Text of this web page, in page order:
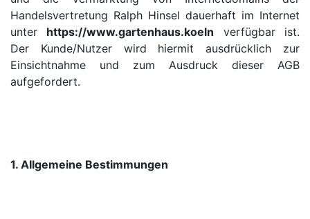
Handelsvertretung Ralph Hinsel dauerhaft im Internet
unter https://www.gartenhaus.koeln verfügbar ist.
Der Kunde/Nutzer wird hiermit ausdrücklich zur
Einsichtnahme und zum Ausdruck dieser AGB
aufgefordert.
1. Allgemeine Bestimmungen